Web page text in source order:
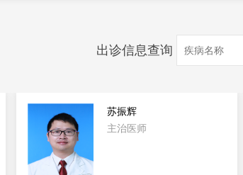
出诊信息查询
苏振辉
主治医师